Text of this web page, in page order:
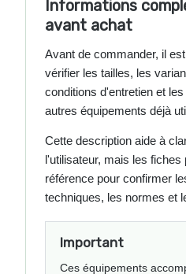
Informations
avant achat
Avant de commander, il
vérifier les tailles, les
conditions d'entretien et
autres équipements déjà
Cette description aide à
l'utilisateur, mais les fiches
référence pour confirmer
techniques, les normes et
Important
Ces équipements